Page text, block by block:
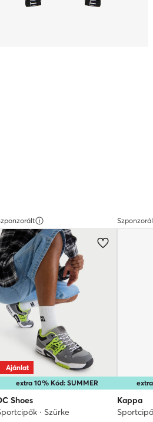
extra 10% Kód: SUMMER
Ajánlat
Shoes
· Szürke
Kappa